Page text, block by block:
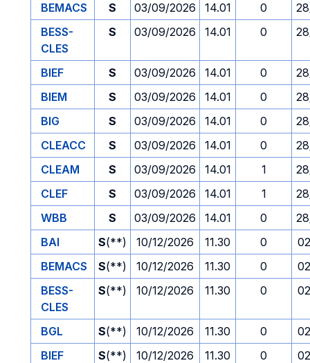
BEMACS
S 03/09/2026 14.01 0
BESS-
CLES
S 03/09/2026 14.01 0
BIEF S 03/09/2026 14.01 0
BIEM
S 03/09/2026 14.01 0
BIG
S 03/09/2026 14.01 0
CLEACC
S 03/09/2026 14.01 0
CLEAM
S 03/09/2026 14.01 1
CLEF
S 03/09/2026 14.01 1
WBB
S 03/09/2026 14.01 0
BAI
S(**) 10/12/2026 11.30 0
BEMACS
S(**) 10/12/2026 11.30 0
BESS-
CLES
S(**) 10/12/2026 11.30 0
BGL S(**) 10/12/2026 11.30 0
BIEF
S(**) 10/12/2026 11.30 0